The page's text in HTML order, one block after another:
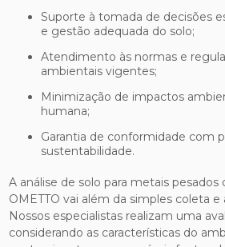
Suporte à tomada de decisões estratégicas para o uso
e gestão adequada do solo;
Atendimento às normas e regulamentações
ambientais vigentes;
Minimização de impactos ambientais e riscos à saúde
humana;
Garantia de conformidade com padrões de qualidade e
sustentabilidade.
A análise de solo para metais pesados
OMETTO vai além da simples coleta e
Nossos especialistas realizam uma
considerando as características do